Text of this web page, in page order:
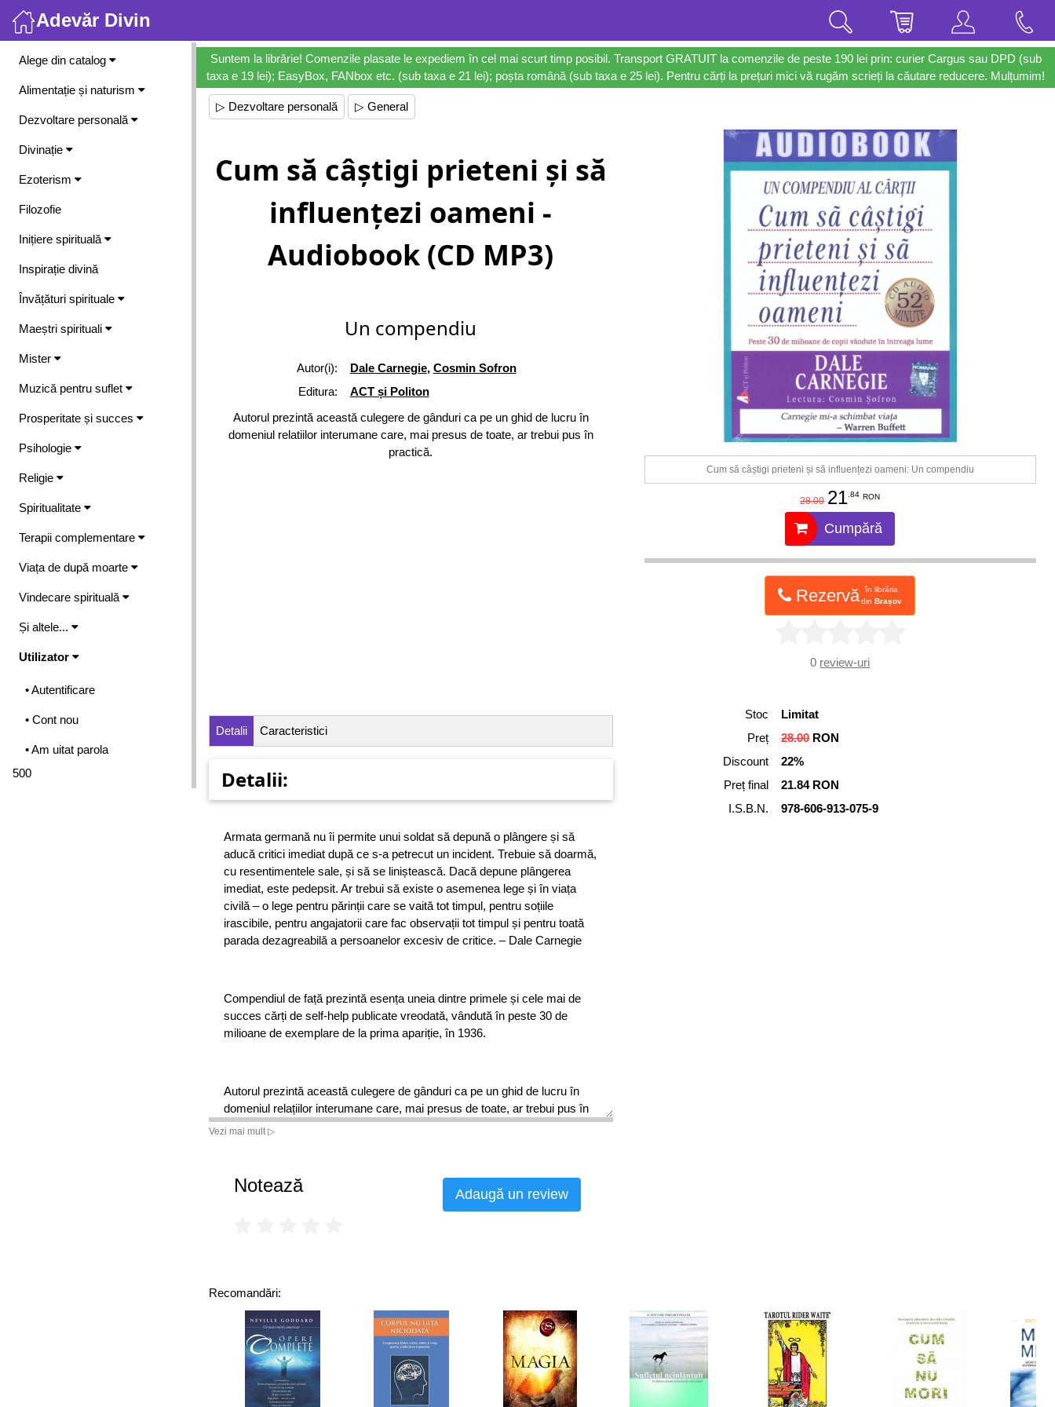
Adevăr Divin
Meniu
Alege din catalog
Alimentație și naturism
Dezvoltare personală
Divinație
Ezoterism
Filozofie
Inițiere spirituală
Inspirație divină
Învățături spirituale
Maeștri spirituali
Mister
Muzică pentru suflet
Prosperitate și succes
Psihologie
Religie
Spiritualitate
Terapii complementare
Viața de după moarte
Vindecare spirituală
Și altele...
Utilizator
• Autentificare
• Cont nou
• Am uitat parola
500
Suntem la librărie! Comenzile plasate le expediem în cel mai scurt timp posibil. Transport GRATUIT la comenzile de peste 190 lei prin: curier Cargus sau DPD (sub
taxa e 19 lei); EasyBox, FANbox etc. (sub taxa e 21 lei); poșta română (sub taxa e 25 lei). Pentru cărți la prețuri mici vă rugăm scrieți la căutare reducere. Mulțumim!
▷ Dezvoltare personală ▷ General
Cum să câștigi prieteni și să
influențezi oameni -
Audiobook (CD MP3)
Un compendiu
Autor(i): Dale Carnegie, Cosmin Sofron
Editura:
ACT și Politon
Autorul prezintă această culegere de gânduri ca pe un ghid de lucru în
domeniul relatiilor interumane care, mai presus de toate, ar trebui pus în
practică.
Cum să câștigi prieteni și să influențezi oameni: Un compendiu
28.00 21 .84 RON
Cumpără
Rezervă
în librăria
dinBrașov
0 review-uri
Detalii Caracteristici
Detalii:
Armata germană nu îi permite unui soldat să depună o plângere și să
aducă critici imediat după ce s-a petrecut un incident. Trebuie să doarmă,
cu resentimentele sale, și să se liniștească. Dacă depune plângerea
imediat, este pedepsit. Ar trebui să existe o asemenea lege și în viața
civilă – o lege pentru părinții care se vaită tot timpul, pentru soțiile
irascibile, pentru angajatorii care fac observații tot timpul și pentru toată
parada dezagreabilă a persoanelor excesiv de critice. – Dale Carnegie
Compendiul de față prezintă esența uneia dintre primele și cele mai de
succes cărți de self-help publicate vreodată, vândută în peste 30 de
milioane de exemplare de la prima apariție, în 1936.
Autorul prezintă această culegere de gânduri ca pe un ghid de lucru în
domeniul relațiilor interumane care, mai presus de toate, ar trebui pus în
practică. De altfel, volumul este structurat de așa manieră încât ideile să
iluștri și mai de succes contemporani ai săi, fapt ce poate insufla lecturii o
atmosferă de epocă.
interumane de zi cu zi. Zâmbiți, ascultați, apoi vorbiți!
Vezi mai mult ▷
Stoc
Limitat
Preț
28.00RON
Discount
22%
Preț final
21.84 RON
I.S.B.N.
978-606-913-075-9
Notează Adaugă un review
Recomandări: